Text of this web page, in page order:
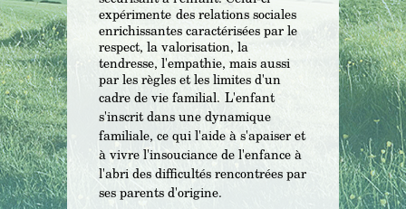
expérimente des relations sociales
enrichissantes caractérisées par le
respect, la valorisation, la
tendresse, l'empathie, mais aussi
par les règles et les limites d'un
cadre de vie familial. L'enfant
s'inscrit dans une dynamique
familiale, ce qui l'aide às'apaiser et
à vivre l'insouciance de l'enfance à
l'abri des difficultés rencontrées par
ses parents d'origine.